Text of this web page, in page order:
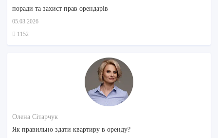
поради та захист прав орендарів
05.03.2026
1152
Олена Сітарчук
Як правильно здати квартиру в оренду?